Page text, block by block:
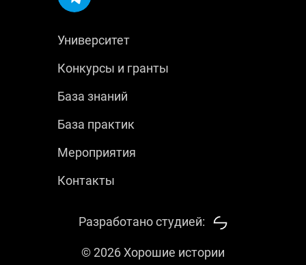
Университет
Конкурсы и гранты
База знаний
База практик
Мероприятия
Контакты
© 2026 Хорошие истории
Разработано студией: